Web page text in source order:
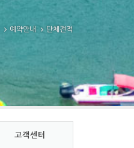
예약안내 단체견적
고객센터